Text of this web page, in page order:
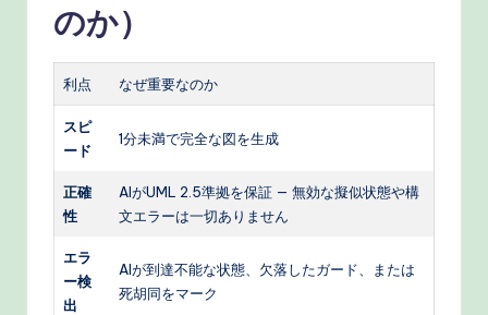
のか）
利点 なぜ重要なのか
スピ
ード
1分未満で完全な図を生成
正確
性
AIがUML 2.5準拠を保証 — 無効な擬似状態や構
文エラーは一切ありません
エラ
ー検
出
AIが到達不能な状態、欠落したガード、または
死胡同をマーク